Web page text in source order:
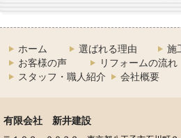
ホーム 選ばれる理由
施
お客様の声
リフォームの流れ
スタッフ・職人紹介
会社概要
有限会社 新井建設